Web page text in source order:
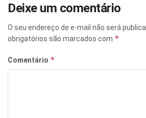
Deixe um comentário
O seu endereço de e-mail não será
obrigatórios são marcados com *
Comentário *